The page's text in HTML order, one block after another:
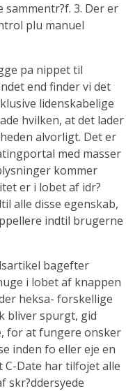
3. Der er
plu manuel
pa nippet til
end finder vi det
lidenskabelige
hvilken, at det lader
alvorligt. Det er
med masser
kommer
er i lobet af idr?
alle disse egenskab,
indtil brugerne
bagefter
i lobet af knappen
heksa- forskellige
bliver spurgt, gid
for at fungere onsker
inden fo eller eje en
C-Date har tilfojet alle
skr?ddersyede